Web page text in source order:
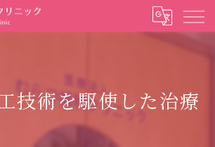
技術を駆使した治療